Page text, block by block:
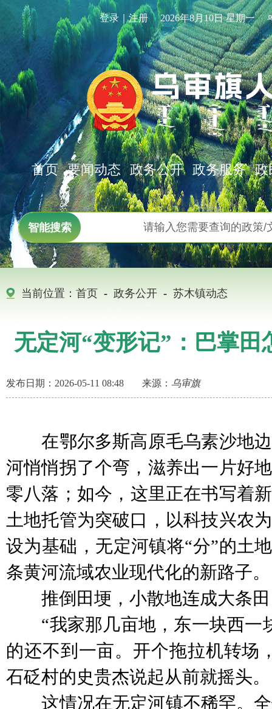
登录｜注册 2026年8月10日 星期一
首页 要闻动态 政务公开 政务服务 政
智能搜索
当前位置： 首页 - 政务公开 - 苏木镇动态
无定河“变形记”：巴掌田
发布日期：2026-05-11 08:48 来源： 乌审旗
在鄂尔多斯高原毛乌素沙地边
河悄悄拐了个弯，滋养出一片好
零八落；如今，这里正在书写着
土地托管为突破口，以科技兴农
设为基础，无定河镇将“分”的土
条黄河流域农业现代化的新路子。
推倒田埂，小散地连成大条田
“我家那几亩地，东一块西一
的还不到一亩。开个拖拉机转场
石砭村的史贵杰说起从前就摇头。
这情况在无定河镇不稀罕。全